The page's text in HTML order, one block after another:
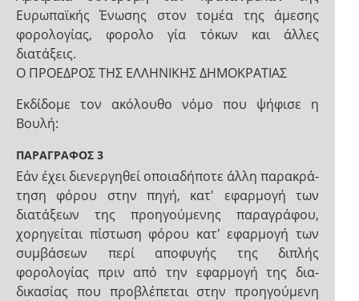
Ευρωπαϊκής Ένωσης στον τομέα της άμεσης
φορολογίας, φορολο­ γία τόκων και άλλες
διατάξεις.
Ο ΠΡΟΕΔΡΟΣ ΤΗΣ ΕΛΛΗΝΙΚΗΣ ΔΗΜΟΚΡΑΤΙΑΣ
Εκδίδομε τον ακόλουθο νόμο που ψήφισε η
Βουλή:
ΠΑΡΑΓΡΑΦΟΣ 3
Εάν έχει διενεργηθεί οποιαδήποτε άλλη παρακρά­
τηση φόρου στην πηγή, κατ' εφαρμογή των
διατάξεων της προηγούμενης παραγράφου,
χορηγείται πίστωση φόρου κατ' εφαρμογή των
συμβάσεων περί αποφυγής της διπλής
φορολογίας πριν από την εφαρμογή της δια­
δικασίας που προβλέπεται στην προηγούμενη